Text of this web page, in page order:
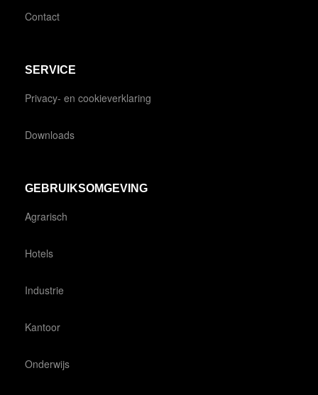
Contact
SERVICE
Privacy- en cookieverklaring
Downloads
GEBRUIKSOMGEVING
Agrarisch
Hotels
Industrie
Kantoor
Onderwijs